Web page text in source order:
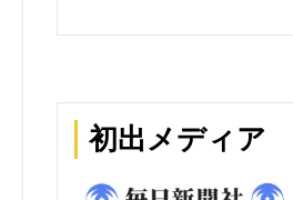
初出メディア